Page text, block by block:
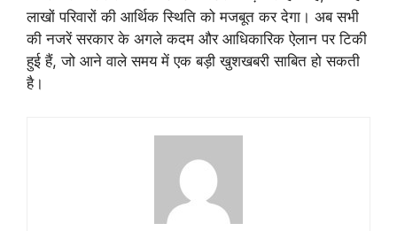
लाखों परिवारों की आर्थिक स्थिति को मजबूत कर देगा। अब सभी
की नजरें सरकार के अगले कदम और आधिकारिक ऐलान पर टिकी
हुई हैं, जो आने वाले समय में एक बड़ी खुशखबरी साबित हो सकती
है।